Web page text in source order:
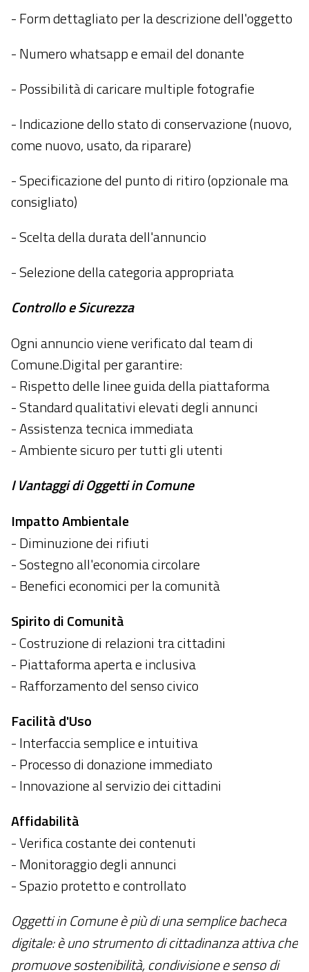
- Form dettagliato per la descrizione dell'oggetto
- Numero whatsapp e email del donante
- Possibilità di caricare multiple fotografie
- Indicazione dello stato di conservazione (nuovo,
come nuovo, usato, da riparare)
- Specificazione del punto di ritiro (opzionale ma
consigliato)
- Scelta della durata dell'annuncio
- Selezione della categoria appropriata
Controllo e Sicurezza
Ogni annuncio viene verificato dal team di
Comune.Digital per garantire:
- Rispetto delle linee guida della piattaforma
- Standard qualitativi elevati degli annunci
- Assistenza tecnica immediata
- Ambiente sicuro per tutti gli utenti
I Vantaggi di Oggetti in Comune
Impatto Ambientale
- Diminuzione dei rifiuti
- Sostegno all'economia circolare
- Benefici economici per la comunità
Spirito di Comunità
- Costruzione di relazioni tra cittadini
- Piattaforma aperta e inclusiva
- Rafforzamento del senso civico
Facilità d'Uso
- Interfaccia semplice e intuitiva
- Processo di donazione immediato
- Innovazione al servizio dei cittadini
Affidabilità
- Verifica costante dei contenuti
- Monitoraggio degli annunci
- Spazio protetto e controllato
Oggetti in Comune è più di una semplice bacheca
digitale: è uno strumento di cittadinanza attiva che
promuove sostenibilità, condivisione e senso di